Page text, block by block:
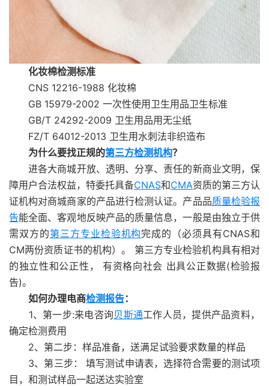
化妆棉检测标准
CNS 12216-1988 化妆棉
GB 15979-2002 一次性使用卫生用品卫生标准
GB/T 24292-2009 卫生用品用无尘纸
FZ/T 64012-2013 卫生用水刺法非织造布
为什么要找正规的第三方检测机构？
进各大商城开放、透明、分享、责任的新商业文明，保
障用户合法权益，特委托具备CNAS和CMA资质的第三方认
证机构对商城商家的产品进行检测认证。产品品质量检验报
告能全面、客观地反映产品的质量信息，一般是由独立于供
需双方的第三方专业检验机构完成的（必须具有CNAS和
CM两份资质证书的机构）。 第三方专业检验机构具有相对
的独立性和公正性， 有资格向社会 出具公正数据(检验报
告)。
如何办理电商检测报告：
1、第一步:来电咨询贝斯通工作人员，提供产品资料，
确定检测费用
2、第二步：样品准备，送满足试验要求数量的样品
3、第三步： 填写测试申请表，选择符合需要的测试项
目，和测试样品一起送达实验室